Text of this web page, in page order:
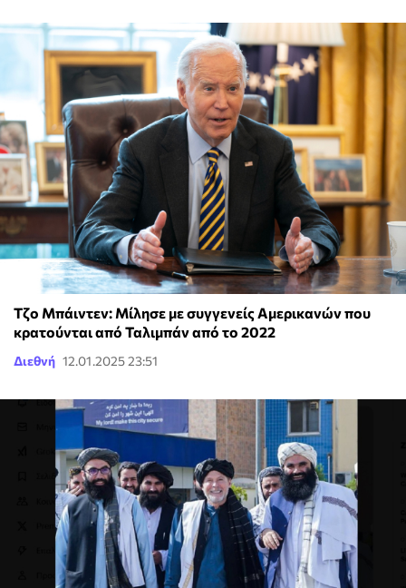
Τζο Μπάιντεν: Μίλησε με συγγενείς Αμερικανών που
κρατούνται από Ταλιμπάν από το 2022
Διεθνή 12.01.2025 23:51